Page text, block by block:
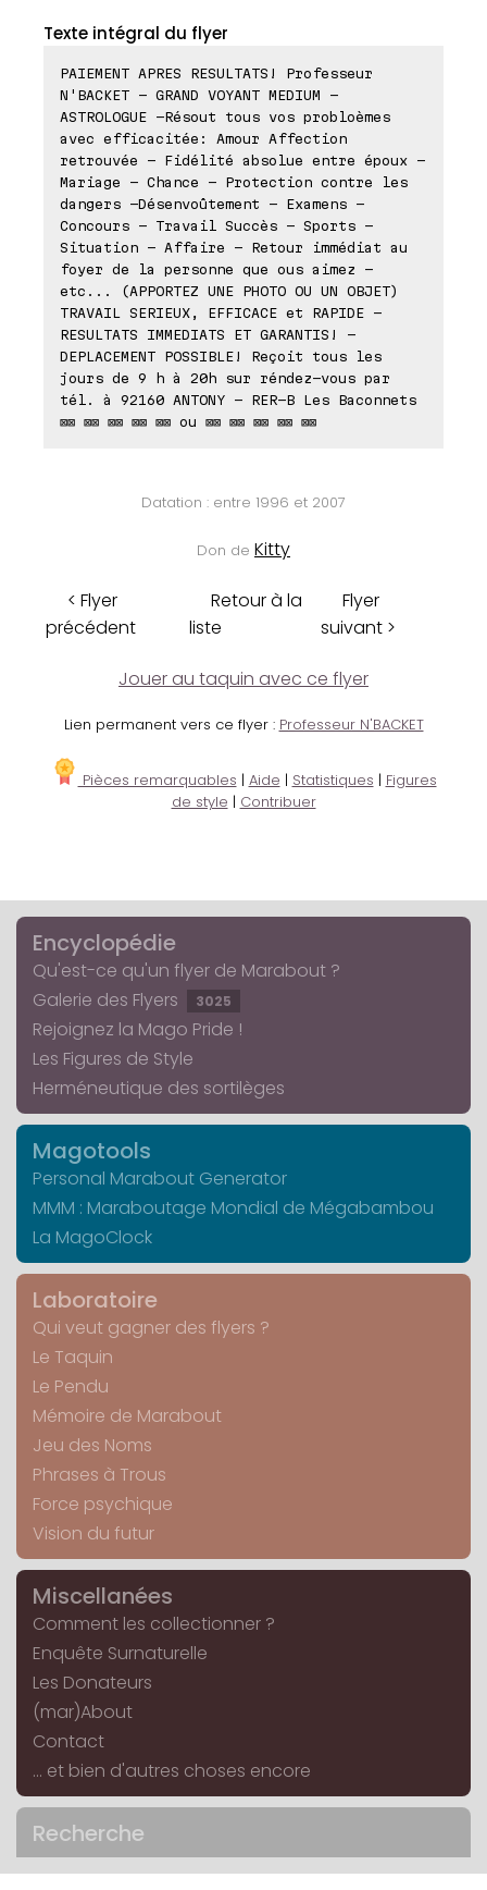
Texte intégral du flyer
PAIEMENT APRES RESULTATS! Professeur
N'BACKET - GRAND VOYANT MEDIUM -
ASTROLOGUE -Résout tous vos probloèmes
avec efficacitée: Amour Affection
retrouvée - Fidélité absolue entre époux -
Mariage - Chance - Protection contre les
dangers -Désenvoûtement - Examens -
Concours - Travail Succès - Sports -
Situation - Affaire - Retour immédiat au
foyer de la personne que ous aimez -
etc... (APPORTEZ UNE PHOTO OU UN OBJET)
TRAVAIL SERIEUX, EFFICACE et RAPIDE -
RESULTATS IMMEDIATS ET GARANTIS! -
DEPLACEMENT POSSIBLE! Reçoit tous les
jours de 9 h à 20h sur réndez-vous par
tél. à 92160 ANTONY - RER-B Les Baconnets
⊠⊠ ⊠⊠ ⊠⊠ ⊠⊠ ⊠⊠ ou ⊠⊠ ⊠⊠ ⊠⊠ ⊠⊠ ⊠⊠
Datation : entre 1996 et 2007
Don de Kitty
< Flyer
précédent
Retour à la
liste
Flyer
suivant >
Jouer au taquin avec ce flyer
Lien permanent vers ce flyer : Professeur N'BACKET
Pièces remarquables | Aide | Statistiques | Figures
de style | Contribuer
Encyclopédie
Qu'est-ce qu'un flyer de Marabout ?
Galerie des Flyers
3025
Rejoignez la Mago Pride !
Les Figures de Style
Herméneutique des sortilèges
Magotools
Personal Marabout Generator
MMM : Maraboutage Mondial de Mégabambou
La MagoClock
Laboratoire
Qui veut gagner des flyers ?
Le Taquin
Le Pendu
Mémoire de Marabout
Jeu des Noms
Phrases à Trous
Force psychique
Vision du futur
Miscellanées
Comment les collectionner ?
Enquête Surnaturelle
Les Donateurs
(mar)About
Contact
... et bien d'autres choses encore
Recherche